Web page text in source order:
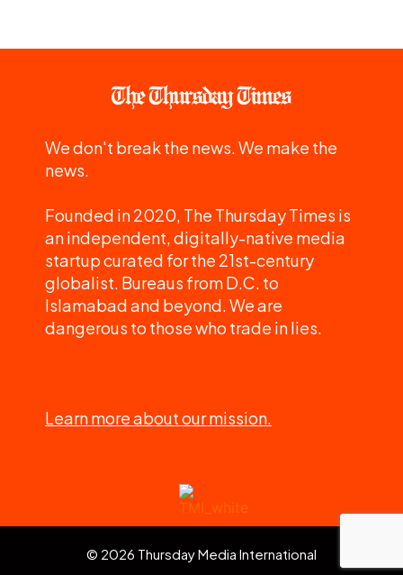
We don't break the news. We make the
news.
Founded in 2020, The Thursday Times is
an independent, digitally-native media
startup curated for the 21st-century
globalist. Bureaus from D.C. to
Islamabad and beyond. We are
dangerous to those who trade in lies.
Learn more about our mission.
© 2026 Thursday Media International